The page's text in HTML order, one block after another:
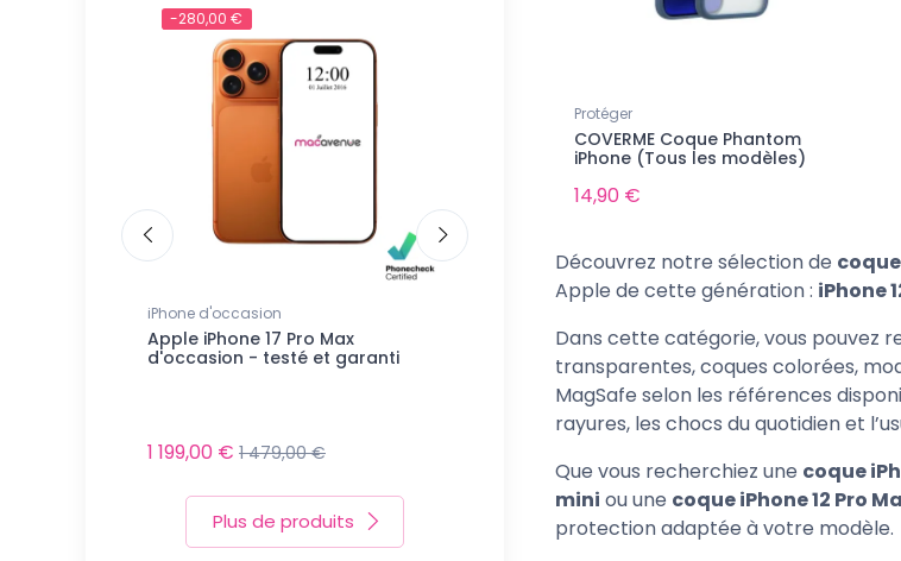
-280,00 €
iPhone d'occasion
Apple iPhone 17 Pro Max
d'occasion - testé et garanti
1 199,00 € 1 479,00 €
Apple iPhone 17 Pro d'occasion -
testé et garanti
Indisponible pour le moment...
Apple iPad
d'occasion -
Plus de produits
Découvrez notre sélection de
Apple de cette génération : iPhone
Dans cette catégorie, vous pouvez
transparentes, coques colorées,
MagSafe selon les références
rayures, les chocs du quotidien et
Que vous recherchiez une coque
mini ou une coque iPhone 12 Pro
protection adaptée à votre modèle.
Protéger
COVERME Coque Phantom
iPhone (Tous les modèles)
14,90 €